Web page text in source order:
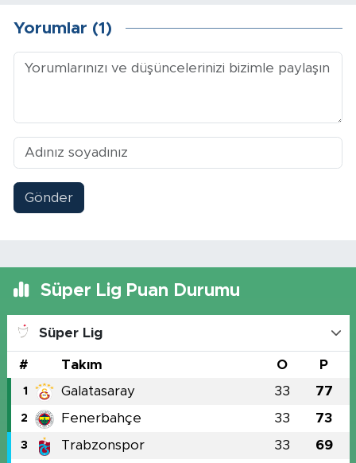
Yorumlar (1)
Gönder
Süper Lig Puan Durumu
Süper Lig
# Takım O P
1 Galatasaray 33 77
2 Fenerbahçe 33 73
3 Trabzonspor 33 69